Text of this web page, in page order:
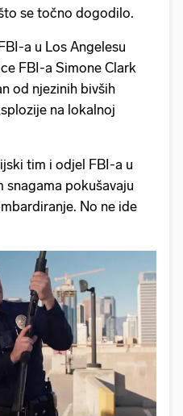
se točno dogodilo.
a u Los Angelesu
FBI-a Simone Clark
od njezinih bivših
na lokalnoj
tim i odjel FBI-a u
snagama pokušavaju
No ne ide